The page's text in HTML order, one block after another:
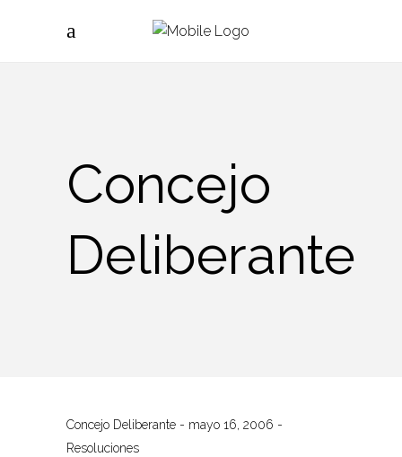
Concejo
Deliberante
Concejo Deliberante
mayo 16, 2006
Resoluciones